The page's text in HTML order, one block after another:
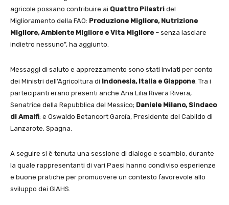
agricole possano contribuire ai Quattro Pilastri del
Miglioramento della FAO: Produzione Migliore, Nutrizione
Migliore, Ambiente Migliore e Vita Migliore – senza lasciare
indietro nessuno”, ha aggiunto.
Messaggi di saluto e apprezzamento sono stati inviati per conto
dei Ministri dell’Agricoltura di Indonesia, Italia e Giappone. Tra i
partecipanti erano presenti anche Ana Lilia Rivera Rivera,
Senatrice della Repubblica del Messico; Daniele Milano, Sindaco
di Amalfi; e Oswaldo Betancort García, Presidente del Cabildo di
Lanzarote, Spagna.
A seguire si è tenuta una sessione di dialogo e scambio, durante
la quale rappresentanti di vari Paesi hanno condiviso esperienze
e buone pratiche per promuovere un contesto favorevole allo
sviluppo dei GIAHS.